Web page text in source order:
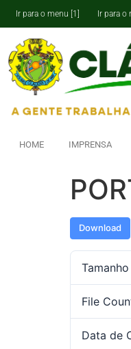
Ir para o menu [1] Ir para o
HOME IMPRENSA
Download
File
Data de